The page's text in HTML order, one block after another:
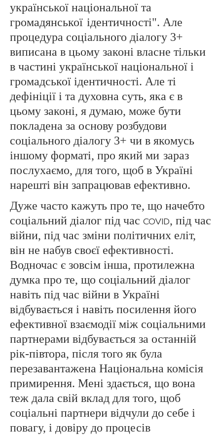
української національної та
громадянської ідентичності". Але
процедура соціального діалогу 3+
виписана в цьому законі власне тільки
в частині української національної і
громадської ідентичності. Але ті
дефініції і та духовна суть, яка є в
цьому законі, я думаю, може бути
покладена за основу розбудови
соціального діалогу 3+ чи в якомусь
іншому форматі, про який ми зараз
послухаємо, для того, щоб в Україні
нарешті він запрацював ефективно.
Дуже часто кажуть про те, що начебто
соціальний діалог під час COVID, під час
війни, під час зміни політичних еліт,
він не набув своєї ефективності.
Водночас є зовсім інша, протилежна
думка про те, що соціальний діалог
навіть під час війни в Україні
відбувається і навіть посилення його
ефективної взаємодії між соціальними
партнерами відбувається за останній
рік-півтора, після того як була
перезавантажена Національна комісія
примирення. Мені здається, що вона
теж дала свій вклад для того, щоб
соціальні партнери відчули до себе і
повагу, і довіру до процесів